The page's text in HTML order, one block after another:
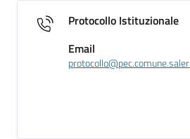
Protocollo Istituzionale
Email